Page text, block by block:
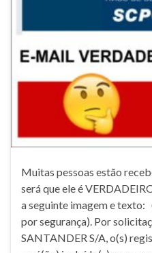
Muitas pessoas estão
será que ele é
a seguinte imagem e
por segurança). Por
SANTANDER S/A, o(s)